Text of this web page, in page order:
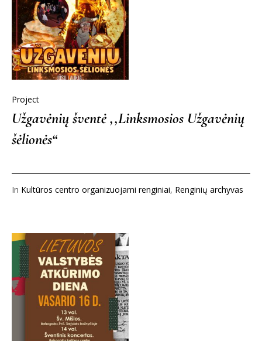
Project
Užgavėnių šventė ,,Linksmosios Užgavėnių
šėlionės“
In Kultūros centro organizuojami renginiai, Renginių archyvas